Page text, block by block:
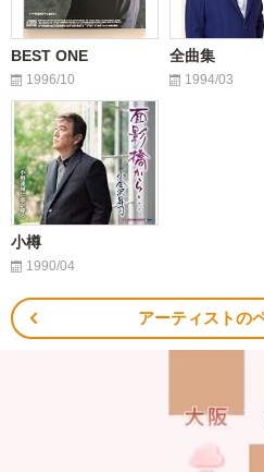
BEST ONE
1996/10
全曲集
1994/03
小樽
1990/04
アーティストの